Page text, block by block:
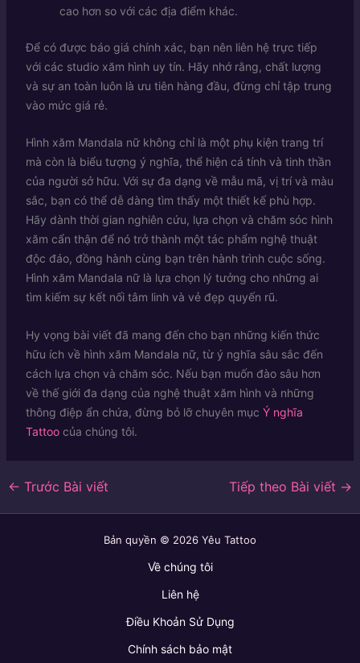
cao hơn so với các địa điểm khác.
Để có được báo giá chính xác, bạn nên liên hệ trực tiếp
với các studio xăm hình uy tín. Hãy nhớ rằng, chất lượng
và sự an toàn luôn là ưu tiên hàng đầu, đừng chỉ tập trung
vào mức giá rẻ.
Hình xăm Mandala nữ không chỉ là một phụ kiện trang trí
mà còn là biểu tượng ý nghĩa, thể hiện cá tính và tinh thần
của người sở hữu. Với sự đa dạng về mẫu mã, vị trí và màu
sắc, bạn có thể dễ dàng tìm thấy một thiết kế phù hợp.
Hãy dành thời gian nghiên cứu, lựa chọn và chăm sóc hình
xăm cẩn thận để nó trở thành một tác phẩm nghệ thuật
độc đáo, đồng hành cùng bạn trên hành trình cuộc sống.
Hình xăm Mandala nữ là lựa chọn lý tưởng cho những ai
tìm kiếm sự kết nối tâm linh và vẻ đẹp quyến rũ.
Hy vọng bài viết đã mang đến cho bạn những kiến thức
hữu ích về hình xăm Mandala nữ, từ ý nghĩa sâu sắc đến
cách lựa chọn và chăm sóc. Nếu bạn muốn đào sâu hơn
về thế giới đa dạng của nghệ thuật xăm hình và những
thông điệp ẩn chứa, đừng bỏ lỡ chuyên mục Ý nghĩa
Tattoocủa chúng tôi.
← Trước Bài viết Tiếp theo Bài viết →
Bản quyền © 2026 Yêu Tattoo
Về chúng tôi
Liên hệ
Điều Khoản Sử Dụng
Chính sách bảo mật